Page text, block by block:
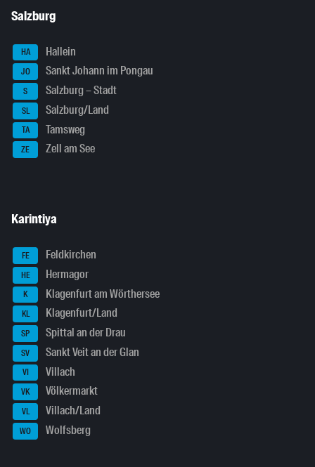
Salzburg
HA Hallein
JO Sankt Johann im Pongau
S Salzburg – Stadt
SL Salzburg/Land
TA Tamsweg
ZE Zell am See
Karintiya
FE Feldkirchen
HE Hermagor
K Klagenfurt am Wörthersee
KL Klagenfurt/Land
SP Spittal an der Drau
SV Sankt Veit an der Glan
VI Villach
VK Völkermarkt
VL Villach/Land
WO Wolfsberg